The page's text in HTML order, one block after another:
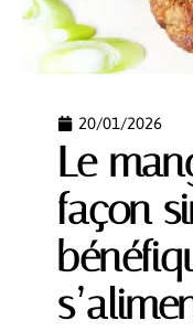
20/01/2026
Le
façon